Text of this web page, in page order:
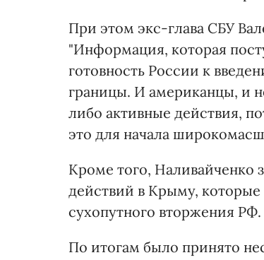
При этом экс-глава СБУ
"Информация, которая
готовность России к
границы. И американцы, и
либо активные действия,
это для начала
Кроме того, Наливайченко
действий в Крыму,
сухопутного вторжения РФ.
По итогам было принято